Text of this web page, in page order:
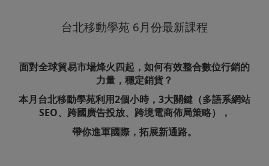
台北移動學苑 6月份最新課程
面對全球貿易市場烽火四起，如何有效整合數位行銷的
力量，穩定銷貨？
本月台北移動學苑利用2個小時，3大關鍵（多語系網站
SEO、跨國廣告投放、跨境電商佈局策略），
帶你進軍國際，拓展新通路。